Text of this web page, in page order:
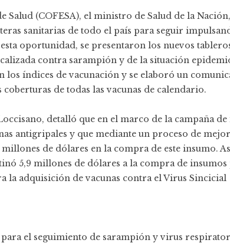
Salud (COFESA), el ministro de Salud de la
sanitarias de todo el país para seguir
oportunidad, se presentaron los nuevos
contra sarampión y de la situación
índices de vacunación y se elaboró un
de todas las vacunas de calendario.
detalló que en el marco de la campaña
antigripales y que mediante un proceso de
de dólares en la compra de este insumo.
5,9 millones de dólares a la compra de insumos
la adquisición de vacunas contra el Virus Sincicial
el seguimiento de sarampión y virus